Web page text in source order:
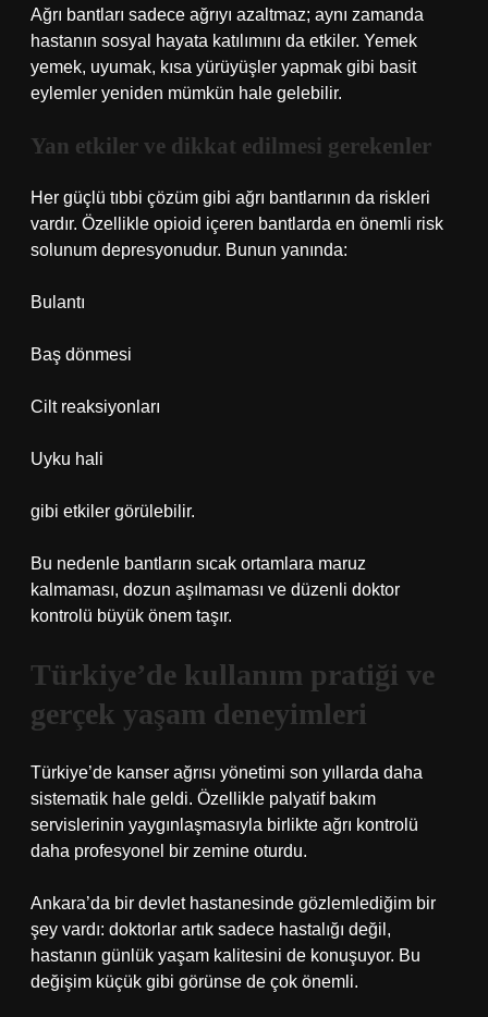
Ağrı bantları sadece ağrıyı azaltmaz; aynı zamanda
hastanın sosyal hayata katılımını da etkiler. Yemek
yemek, uyumak, kısa yürüyüşler yapmak gibi basit
eylemler yeniden mümkün hale gelebilir.
Yan etkiler ve dikkat edilmesi gerekenler
Her güçlü tıbbi çözüm gibi ağrı bantlarının da riskleri
vardır. Özellikle opioid içeren bantlarda en önemli risk
solunum depresyonudur. Bunun yanında:
Bulantı
Baş dönmesi
Cilt reaksiyonları
Uyku hali
gibi etkiler görülebilir.
Bu nedenle bantların sıcak ortamlara maruz
kalmaması, dozun aşılmaması ve düzenli doktor
kontrolü büyük önem taşır.
Türkiye’de kullanım pratiği ve
gerçek yaşam deneyimleri
Türkiye’de kanser ağrısı yönetimi son yıllarda daha
sistematik hale geldi. Özellikle palyatif bakım
servislerinin yaygınlaşmasıyla birlikte ağrı kontrolü
daha profesyonel bir zemine oturdu.
Ankara’da bir devlet hastanesinde gözlemlediğim bir
şey vardı: doktorlar artık sadece hastalığı değil,
hastanın günlük yaşam kalitesini de konuşuyor. Bu
değişim küçük gibi görünse de çok önemli.